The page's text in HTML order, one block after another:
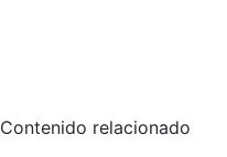
Contenido relacionado